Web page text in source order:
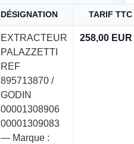
DÉSIGNATION TARIF TTC
EXTRACTEUR
PALAZZETTI
REF
895713870 /
GODIN
00001308906
00001309083
— Marque :
258,00 EUR